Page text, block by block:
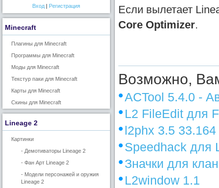
Вход | Регистрация
Minecraft
Плагины для Minecraft
Программы для Minecraft
Моды для Minecraft
Текстур паки для Minecraft
Карты для Minecraft
Скины для Minecraft
Lineage 2
Картинки
- Демотиваторы Lineage 2
- Фан Арт Lineage 2
- Модели персонажей и оружия
Lineage 2
Если вылетает
Core Optimizer.
Возможно,
ACTool 5.4.0 -
L2 FileEdit для
l2phx 3.5 33.164
Speedhack для
Значки для
L2window 1.1